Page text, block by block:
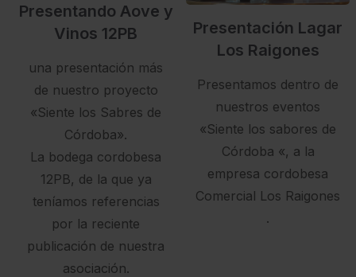
Presentando Aove y
Vinos 12PB
una presentación más
de nuestro proyecto
«Siente los Sabres de
Córdoba».
La bodega cordobesa
12PB, de la que ya
teníamos referencias
por la reciente
publicación de nuestra
asociación.
Presentación Lagar
Los Raigones
Presentamos dentro de
nuestros eventos
«Siente los sabores de
Córdoba «, a la
empresa cordobesa
Comercial Los Raigones
.